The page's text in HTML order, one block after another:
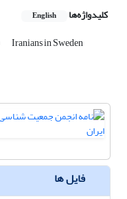
کلیدواژه‌ها English
Iranians in Sweden
فایل ها